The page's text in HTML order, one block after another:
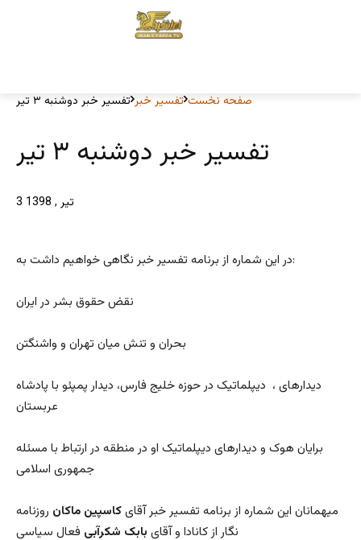
صفحه نخست تفسیر خبر تفسیر خبر دوشنبه ۳ تیر
تفسیر خبر دوشنبه ۳ تیر
3 تیر , 1398
در این شماره از برنامه تفسیر خبر نگاهی خواهیم داشت به:
نقض حقوق بشر در ایران
بحران و تنش میان تهران و واشنگتن
دیدارهای ، دیپلماتیک در حوزه خلیج فارس، دیدار پمپئو با پادشاه
عربستان
برایان هوک و دیدارهای دیپلماتیک او در منطقه در ارتباط با مسئله
جمهوری اسلامی
میهمانان این شماره از برنامه تفسیر خبر آقایکاسپین ماکان روزنامه
نگار از کانادا و آقای بابک شکرآبی فعال سیاسی